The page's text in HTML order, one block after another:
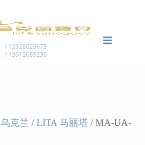
/ 13328025675
/ 13912655230
乌克兰 / LITA 马丽塔 / MA-UA-